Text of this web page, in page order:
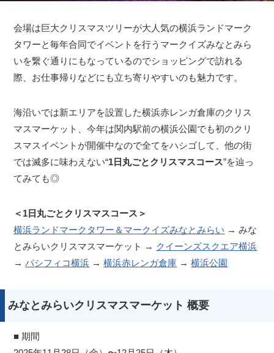
会場は巨大クリスマスツリーが大人気の横浜ランドマーク
タワーと毎年合同でイベントを行うマークイズみなとみら
いを繋ぐ通りにもなっているのでショッピングで訪れる
際、お仕事帰りなどにも立ち寄りやすいのも魅力です。
海沿いでは新エリアを設置した横浜赤レンガ倉庫のクリス
マスマーケット、今年は関内駅前の横浜公園でも初のクリ
スマスイベントが開催中なので全てをハシゴして、他の街
では滅多に味わえない“1日丸ごとクリスマスコース”を辿っ
てみても◎
＜1日丸ごとクリスマスコース＞
横浜ランドマークタワー＆マークイズみなとみらい → みな
とみらいクリスマスマーケット → クイーンズスクエア横浜
→パシフィコ横浜 →横浜赤レンガ倉庫 →横浜公園
みなとみらいクリスマスマーケット 概要
■ 期間